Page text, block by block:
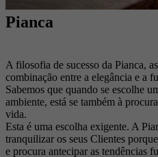
Pianca
A filosofia de sucesso da Pianca,
combinação entre a elegância e a
Sabemos que quando se escolhe
ambiente, está se também à
vida.
Esta é uma escolha exigente. A
tranquilizar os seus Clientes
e procura antecipar as tendências